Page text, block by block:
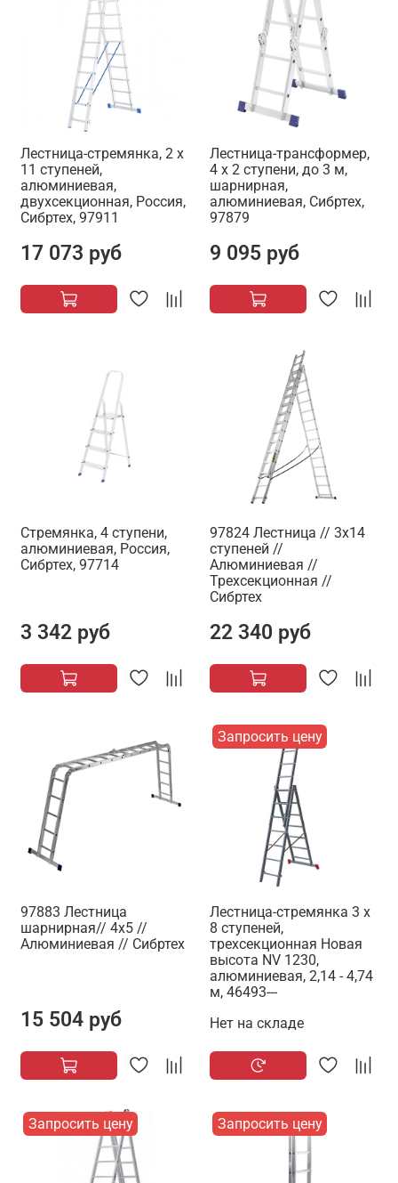
Лестница-стремянка, 2 х
11 ступеней,
алюминиевая,
двухсекционная, Россия,
Сибртех, 97911
17 073 руб
Лестница-трансформер,
4 х 2 ступени, до 3 м,
шарнирная,
алюминиевая, Сибртех,
97879
9 095 руб
Стремянка, 4 ступени,
алюминиевая, Россия,
Сибртех, 97714
3 342 руб
97824 Лестница // 3х14
ступеней //
Алюминиевая //
Трехсекционная //
Сибртех
22 340 руб
97883 Лестница
шарнирная// 4х5 //
Алюминиевая // Сибртех
15 504 руб
Запросить цену
Лестница-стремянка 3 x
8 ступеней,
трехсекционная Новая
высота NV 1230,
алюминиевая, 2,14 - 4,74
м, 46493---
Нет на складе
Запросить цену Запросить цену